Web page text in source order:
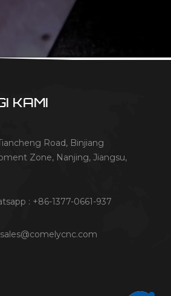
KAMI
Road, Binjiang
Zone, Nanjing, Jiangsu,
: +86-1377-0661-937
sales@comelycnc.com